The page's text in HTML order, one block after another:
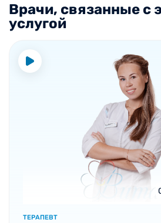
Врачи, связанные с
услугой
ТЕРАПЕВТ